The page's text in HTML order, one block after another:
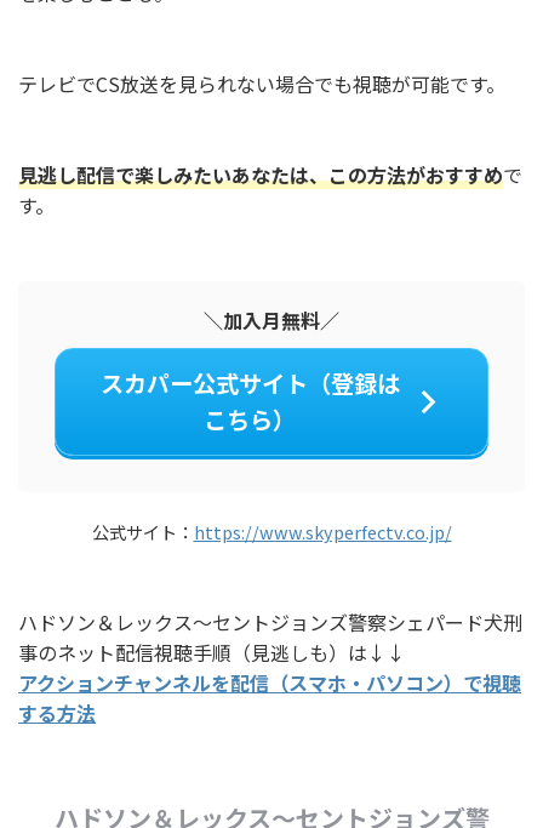
テレビでCS放送を見られない場合でも視聴が可能です。
見逃し配信で楽しみたいあなたは、この方法がおすすめで
す。
＼加入月無料／
スカパー公式サイト（登録は
こちら）
公式サイト： https://www.skyperfectv.co.jp/
ハドソン＆レックス～セントジョンズ警察シェパード犬刑
事のネット配信視聴手順（見逃しも）は↓↓
アクションチャンネルを配信（スマホ・パソコン）で視聴
する方法
ハドソン＆レックス～セントジョンズ警